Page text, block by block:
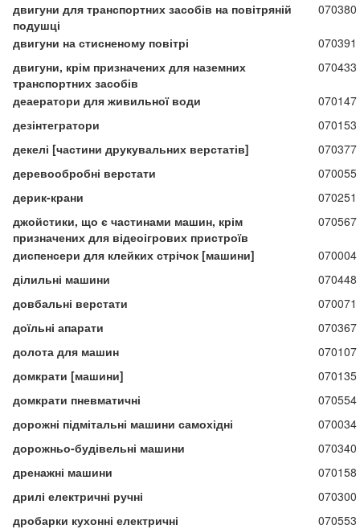
двигуни для транспортних засобів на повітряній
подушці
070380
двигуни на стисненому повітрі
070391
двигуни, крім призначених для наземних
транспортних засобів
070433
деаератори для живильної води
070147
дезінтегратори
070153
декелі [частини друкувальних верстатів]
070377
деревообробні верстати
070055
дерик-крани
070251
джойстики, що є частинами машин, крім
призначених для відеоігрових пристроїв
070567
диспенсери для клейких стрічок [машини]
070004
ділильні машини
070448
довбальні верстати
070071
доїльні апарати
070367
долота для машин
070107
домкрати [машини]
070135
домкрати пневматичні
070554
дорожні підмітальні машини самохідні
070034
дорожньо-будівельні машини
070340
дренажні машини
070158
дрилі електричні ручні
070300
дробарки кухонні електричні
070553